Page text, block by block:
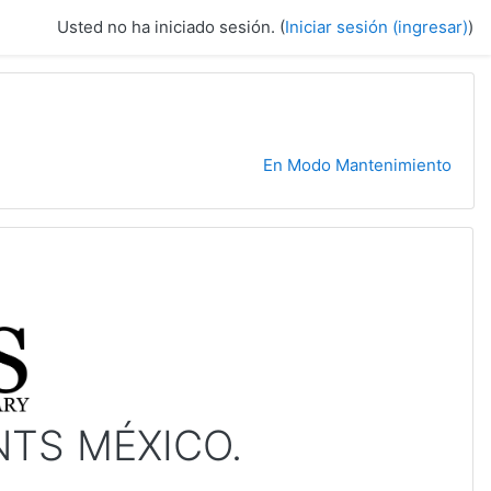
Usted no ha iniciado sesión. (Iniciar sesión (ingresar))
En Modo Mantenimiento
MÉXICO.